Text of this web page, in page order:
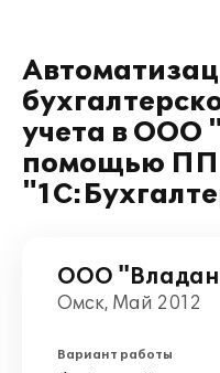
учета в ООО
помощью ПП
ООО
Омск, Май 2012
Вариант работы